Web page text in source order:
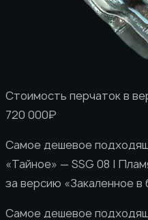
Стоимость перчаток в
720 000₽
Самое дешевое
«Тайное» — SSG 08 |
за версию «Закаленное в
Самое дешевое